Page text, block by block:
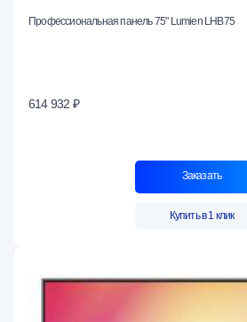
Профессиональная панель 75" Lumien LHB75
614 932 ₽
Заказать
Купить в 1 клик